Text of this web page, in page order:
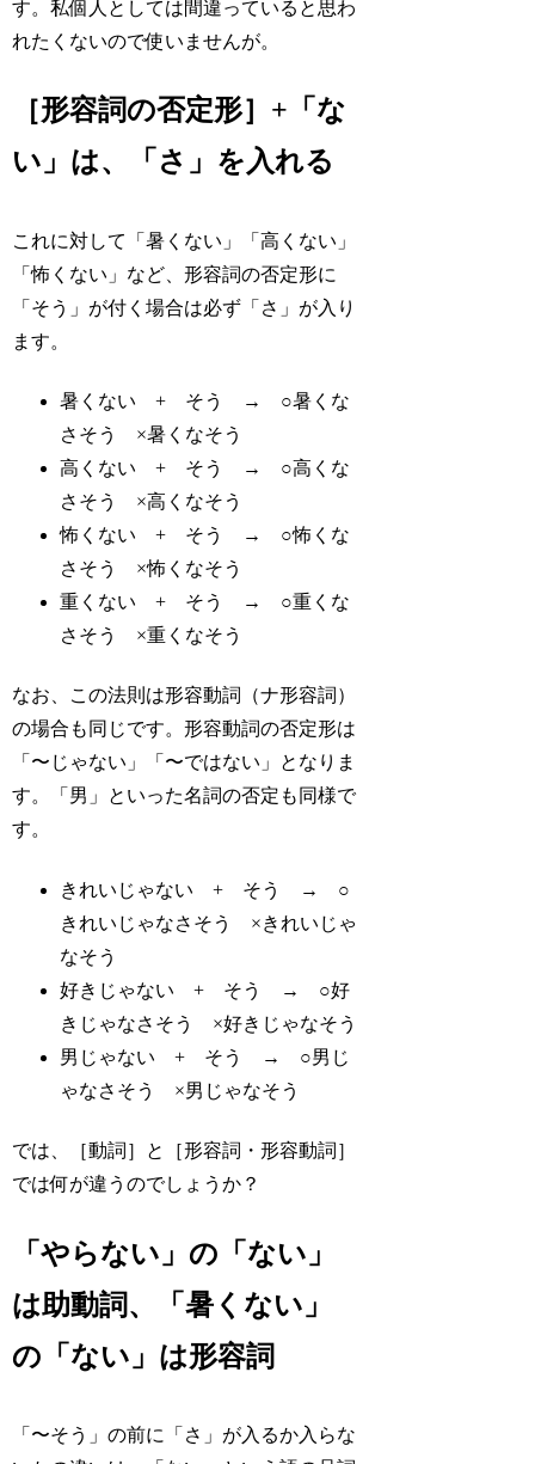
す。私個人としては間違っていると思わ
れたくないので使いませんが。
［形容詞の否定形］+「な
い」は、「さ」を入れる
これに対して「暑くない」「高くない」
「怖くない」など、形容詞の否定形に
「そう」が付く場合は必ず「さ」が入り
ます。
暑くない + そう → ○暑くな
さ そう ×暑くなそう
高くない + そう → ○高くな
さ そう ×高くなそう
怖くない + そう → ○怖くな
さ そう ×怖くなそう
重くない + そう → ○重くな
さ そう ×重くなそう
なお、この法則は形容動詞（ナ形容詞）
の場合も同じです。形容動詞の否定形は
「〜じゃない」「〜ではない」となりま
す。「男」といった名詞の否定も同様で
す。
きれいじゃない + そう → ○
きれいじゃなさ そう ×きれいじゃ
なそう
好きじゃない + そう → ○好
きじゃなさ そう ×好きじゃなそう
男じゃない + そう → ○男じ
ゃなさ そう ×男じゃなそう
では、［動詞］と［形容詞・形容動詞］
では何が違うのでしょうか？
「やらない」の「ない」
は助動詞、「暑くない」
の「ない」は形容詞
「〜そう」の前に「さ」が入るか入らな